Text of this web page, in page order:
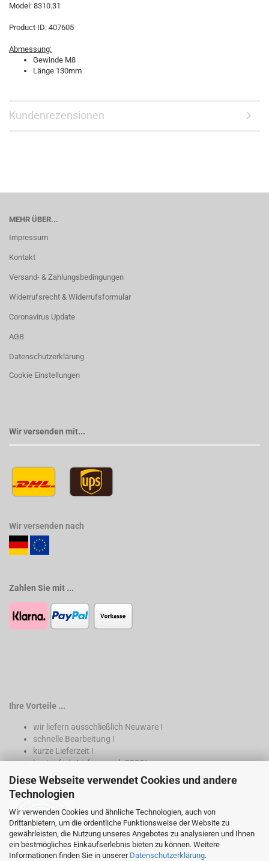
Diese Webseite verwendet Cookies und andere
Technologien
Wir verwenden Cookies und ähnliche Technologien, auch von
Drittanbietern, um die ordentliche Funktionsweise der Website zu
gewährleisten, die Nutzung unseres Angebotes zu analysieren und Ihnen
ein bestmögliches Einkaufserlebnis bieten zu können. Weitere
Informationen finden Sie in unserer Datenschutzerklärung.
Model: 8310.31
Product ID: 407605
Abmessung:
Gewinde M8
Länge 130mm
Kundenrezensionen
MEHR ÜBER...
Impressum
Kontakt
Versand- & Zahlungsbedingungen
Widerrufsrecht & Widerrufsformular
Coronavirus Update
AGB
Datenschutzerklärung
Cookie Einstellungen
Wir versenden mit...
Wir versenden nach
Zahlen Sie mit ...
Ihre Vorteile ...
wir liefern ausschließlich Neuware !
schnelle Bearbeitung !
kurze Lieferzeit !
kostenfreie Lieferung ab 200€*
* nur innerhalb Deutschland